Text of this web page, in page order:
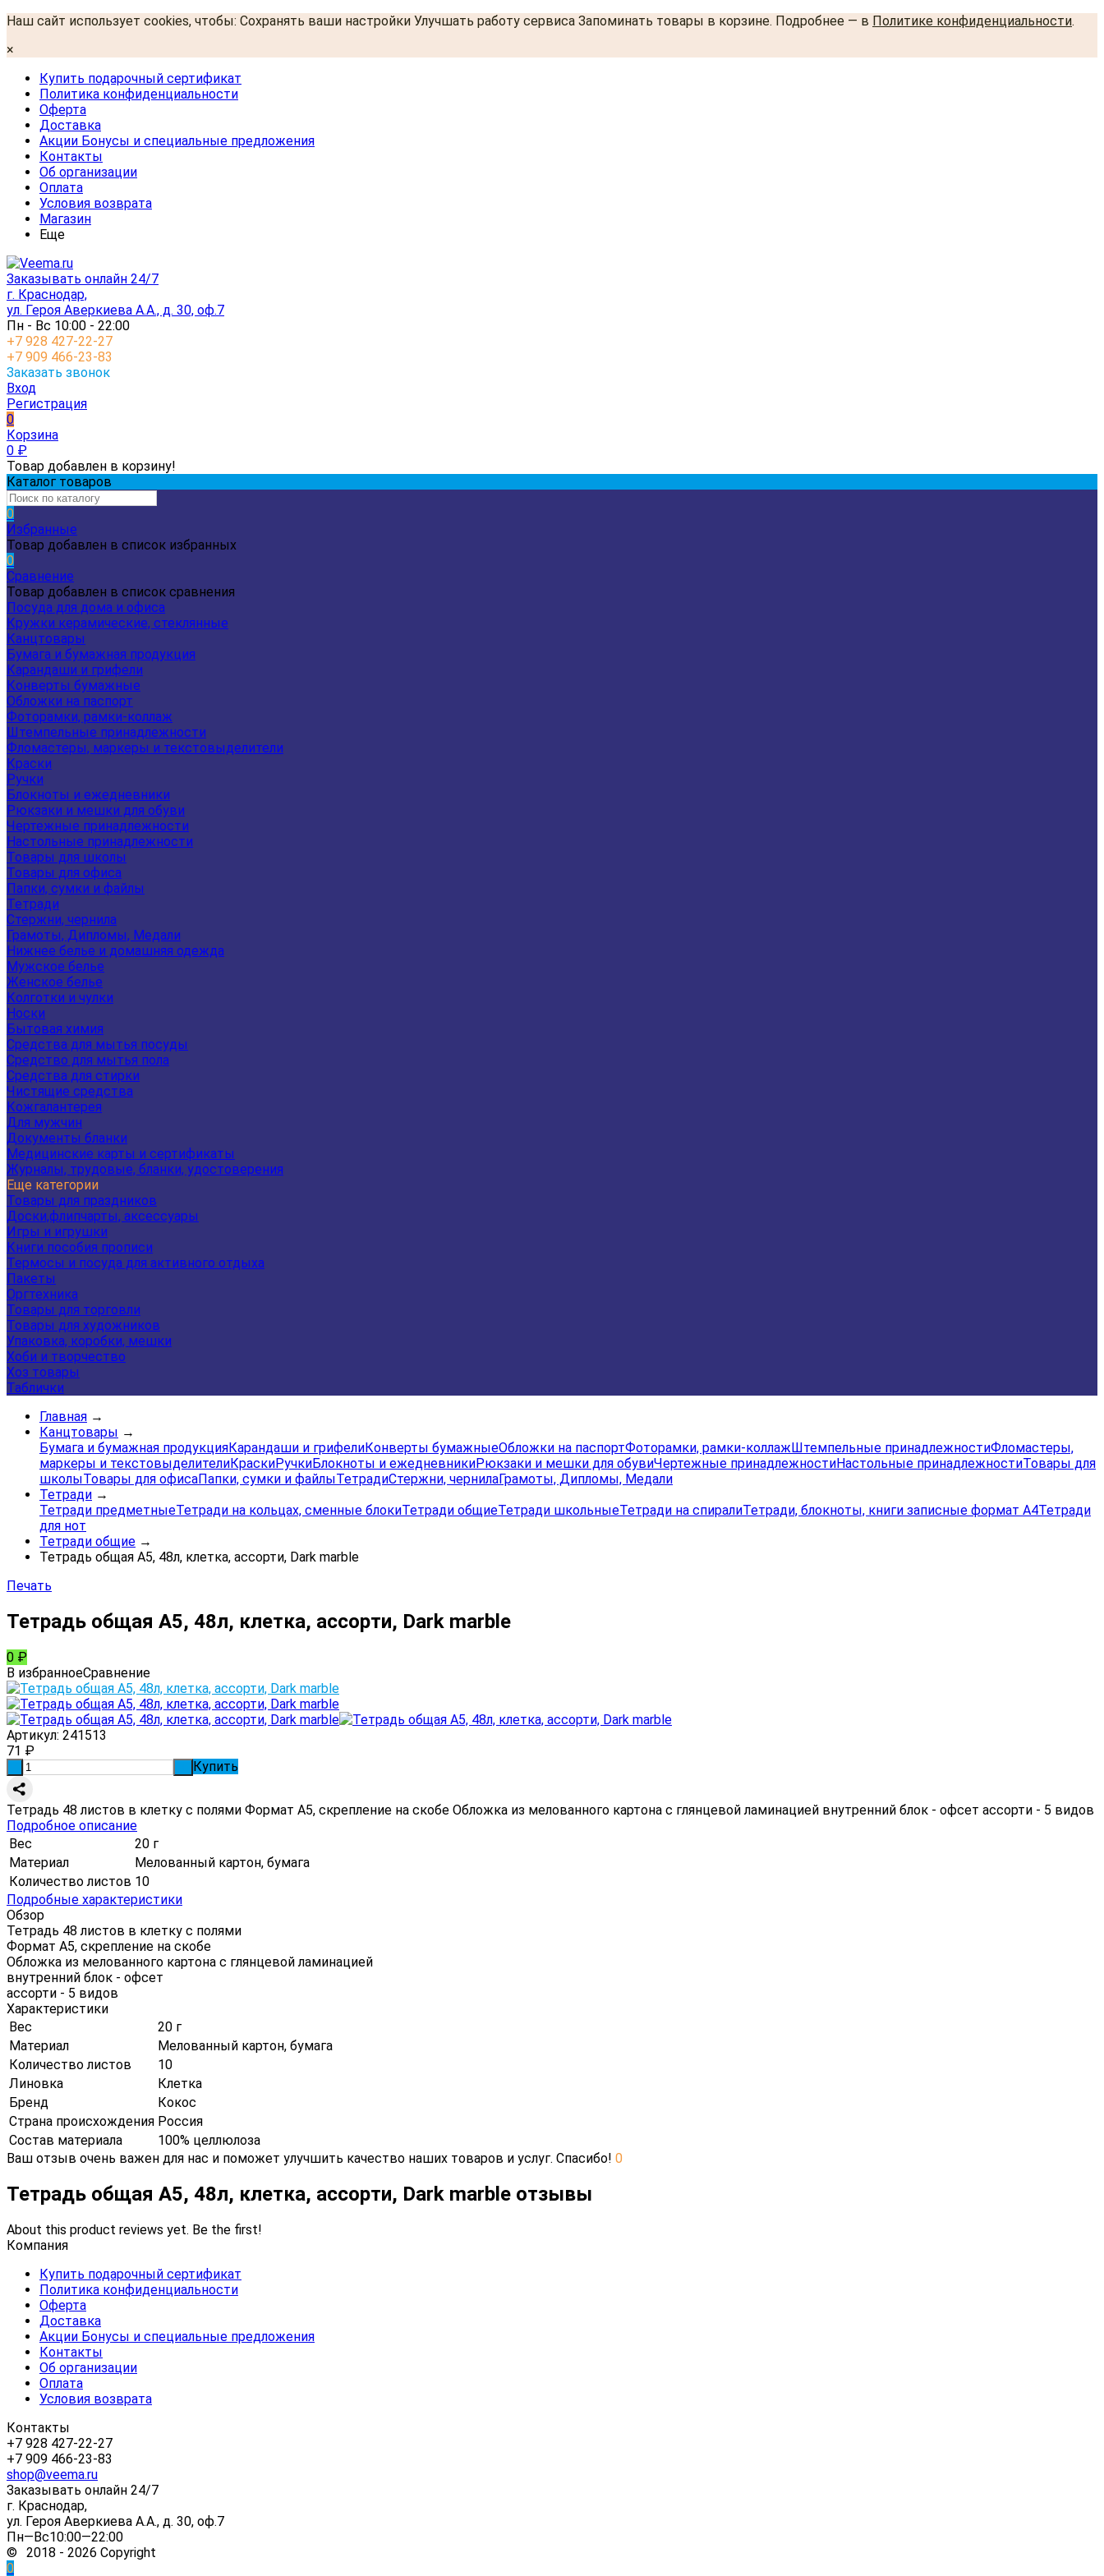
Наш сайт использует cookies, чтобы: Сохранять ваши настройки Улучшать работу сервиса Запоминать товары в корзине. Подробнее — в Политике конфиденциальности.
×
Купить подарочный сертификат
Политика конфиденциальности
Оферта
Доставка
Акции Бонусы и специальные предложения
Контакты
Об организации
Оплата
Условия возврата
Магазин
Еще
Заказывать онлайн 24/7
г. Краснодар,
ул. Героя Аверкиева А.А., д. 30, оф.7
Пн - Вс 10:00 - 22:00
+7 928 427-22-27
+7 909 466-23-83
Заказать звонок
Вход
Регистрация
0
Корзина
0 ₽
Товар добавлен в корзину!
Каталог товаров
0
Избранные
Товар добавлен в список избранных
0
Сравнение
Товар добавлен в список сравнения
Посуда для дома и офиса
Кружки керамические, стеклянные
Канцтовары
Бумага и бумажная продукция
Карандаши и грифели
Конверты бумажные
Обложки на паспорт
Фоторамки, рамки-коллаж
Штемпельные принадлежности
Фломастеры, маркеры и текстовыделители
Краски
Ручки
Блокноты и ежедневники
Рюкзаки и мешки для обуви
Чертежные принадлежности
Настольные принадлежности
Товары для школы
Товары для офиса
Папки, сумки и файлы
Тетради
Стержни, чернила
Грамоты, Дипломы, Медали
Нижнее белье и домашняя одежда
Мужское белье
Женское белье
Колготки и чулки
Носки
Бытовая химия
Средства для мытья посуды
Средство для мытья пола
Средства для стирки
Чистящие средства
Кожгалантерея
Для мужчин
Документы бланки
Медицинские карты и сертификаты
Журналы, трудовые, бланки, удостоверения
Еще категории
Товары для праздников
Доски,флипчарты, аксессуары
Игры и игрушки
Книги пособия прописи
Термосы и посуда для активного отдыха
Пакеты
Оргтехника
Товары для торговли
Товары для художников
Упаковка, коробки, мешки
Хоби и творчество
Хоз товары
Таблички
Главная →
Канцтовары →
Бумага и бумажная продукцияКарандаши и грифелиКонверты бумажныеОбложки на паспортФоторамки, рамки-коллажШтемпельные принадлежностиФломастеры,
маркеры и текстовыделителиКраскиРучкиБлокноты и ежедневникиРюкзаки и мешки для обувиЧертежные принадлежностиНастольные принадлежностиТовары для
школыТовары для офисаПапки, сумки и файлыТетрадиСтержни, чернилаГрамоты, Дипломы, Медали
Тетради →
Тетради предметныеТетради на кольцах, сменные блокиТетради общиеТетради школьныеТетради на спиралиТетради, блокноты, книги записные формат А4Тетради
для нот
Тетради общие →
Тетрадь общая А5, 48л, клетка, ассорти, Dark marble
Печать
Тетрадь общая А5, 48л, клетка, ассорти, Dark marble
0 ₽
В избранноеСравнение
Артикул: 241513
71 ₽
Купить
Тетрадь 48 листов в клетку с полями Формат А5, скрепление на скобе Обложка из мелованного картона с глянцевой ламинацией внутренний блок - офсет ассорти - 5 видов
Подробное описание
Вес
20 г
Материал
Мелованный картон, бумага
Количество листов 10
Подробные характеристики
Обзор
Тетрадь 48 листов в клетку с полями
Формат А5, скрепление на скобе
Обложка из мелованного картона с глянцевой ламинацией
внутренний блок - офсет
ассорти - 5 видов
Характеристики
Вес
20 г
Материал
Мелованный картон, бумага
Количество листов
10
Линовка
Клетка
Бренд
Кокос
Страна происхождения Россия
Состав материала
100% целлюлоза
Ваш отзыв очень важен для нас и поможет улучшить качество наших товаров и услуг. Спасибо! 0
Тетрадь общая А5, 48л, клетка, ассорти, Dark marble отзывы
About this product reviews yet. Be the first!
Компания
Купить подарочный сертификат
Политика конфиденциальности
Оферта
Доставка
Акции Бонусы и специальные предложения
Контакты
Об организации
Оплата
Условия возврата
Контакты
+7 928 427-22-27
+7 909 466-23-83
shop@veema.ru
Заказывать онлайн 24/7
г. Краснодар,
ул. Героя Аверкиева А.А., д. 30, оф.7
Пн—Вс10:00—22:00
© 2018 - 2026 Copyright
0